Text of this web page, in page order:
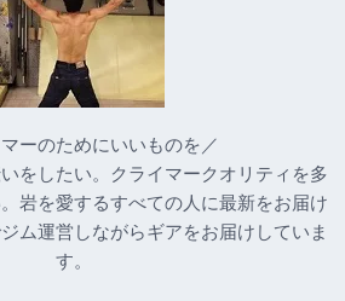
ーのためにいいものを／
をしたい。クライマークオリティを多
岩を愛するすべての人に最新をお届け
ム運営しながらギアをお届けしていま
す。